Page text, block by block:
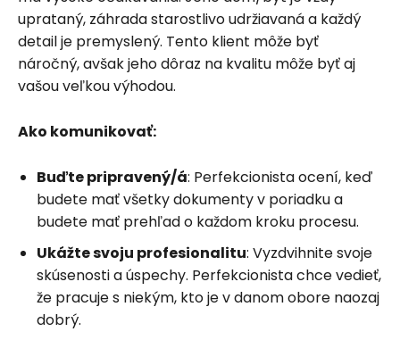
uprataný, záhrada starostlivo udržiavaná a každý
detail je premyslený. Tento klient môže byť
náročný, avšak jeho dôraz na kvalitu môže byť aj
vašou veľkou výhodou.
Ako komunikovať:
Buďte pripravený/á: Perfekcionista ocení, keď
budete mať všetky dokumenty v poriadku a
budete mať prehľad o každom kroku procesu.
Ukážte svoju profesionalitu: Vyzdvihnite svoje
skúsenosti a úspechy. Perfekcionista chce vedieť,
že pracuje s niekým, kto je v danom obore naozaj
dobrý.